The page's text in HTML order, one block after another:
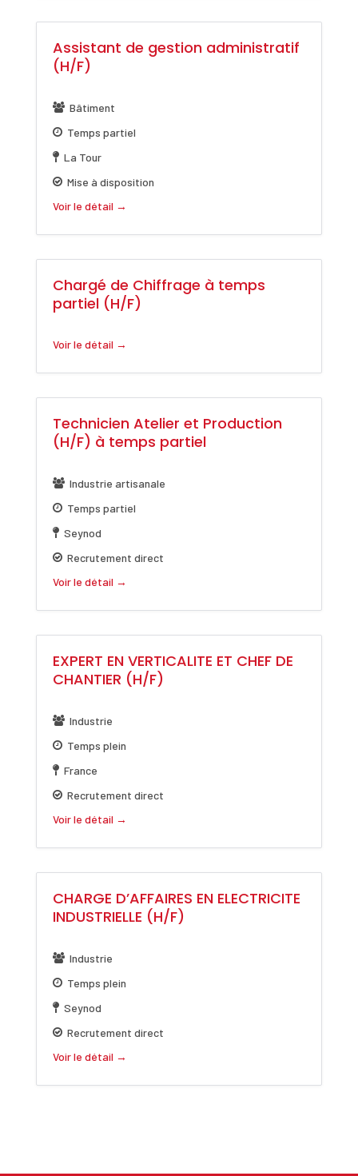
Assistant de gestion administratif
(H/F)
Bâtiment
Temps partiel
La Tour
Mise à disposition
Voir le détail
Chargé de Chiffrage à temps
partiel (H/F)
Voir le détail
Technicien Atelier et Production
(H/F) à temps partiel
Industrie artisanale
Temps partiel
Seynod
Recrutement direct
Voir le détail
EXPERT EN VERTICALITE ET CHEF DE
CHANTIER (H/F)
Industrie
Temps plein
France
Recrutement direct
Voir le détail
CHARGE D’AFFAIRES EN ELECTRICITE
INDUSTRIELLE (H/F)
Industrie
Temps plein
Seynod
Recrutement direct
Voir le détail